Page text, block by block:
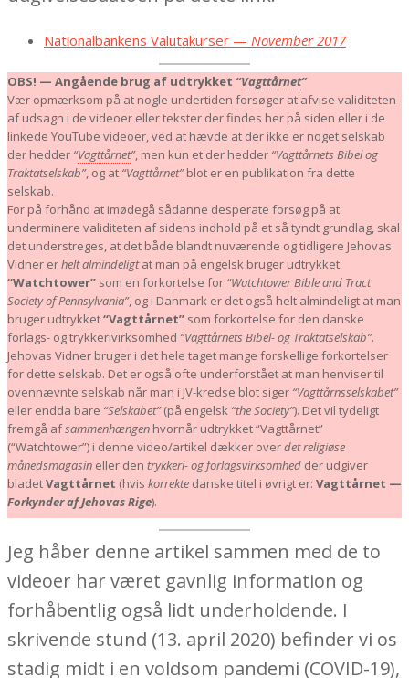
Nationalbankens Valutakurser — November 2017
OBS! — Angående brug af udtrykket “Vagttårnet”
Vær opmærksom på at nogle undertiden forsøger at afvise validiteten
af udsagn i de videoer eller tekster der findes her på siden eller i de
linkede YouTube videoer, ved at hævde at der ikke er noget selskab
der hedder “Vagttårnet”, men kun et der hedder “Vagttårnets Bibel og
Traktatselskab”, og at “Vagttårnet”blot er en publikation fra dette
selskab.
For på forhånd at imødegå sådanne desperate forsøg på at
underminere validiteten af sidens indhold på et så tyndt grundlag, skal
det understreges, at det både blandt nuværende og tidligere Jehovas
Vidner erhelt almindeligtat man på engelsk bruger udtrykket
“Watchtower” som en forkortelse for “Watchtower Bible and Tract
Society of Pennsylvania”, og i Danmark er det også helt almindeligt at man
bruger udtrykket“Vagttårnet” som forkortelse for den danske
forlags- og trykkerivirksomhed “Vagttårnets Bibel- og Traktatselskab”.
Jehovas Vidner bruger i det hele taget mange forskellige forkortelser
for dette selskab. Det er også ofte underforstået at man henviser til
ovennævnte selskab når man i JV-kredse blot siger “Vagttårnsselskabet”
eller endda bare “Selskabet”(på engelsk “the Society”). Det vil tydeligt
fremgå afsammenhængen hvornår udtrykket “Vagttårnet”
(“Watchtower”) i denne video/artikel dækker overdet religiøse
månedsmagasin eller den trykkeri- og forlagsvirksomhed der udgiver
bladetVagttårnet (hvis korrekte danske titel i øvrigt er: Vagttårnet —
Forkynder af Jehovas Rige).
Jeg håber denne artikel sammen med de to
videoer har været gavnlig information og
forhåbentlig også lidt underholdende. I
skrivende stund (13. april 2020) befinder vi os
stadig midt i en voldsom pandemi (COVID-19),